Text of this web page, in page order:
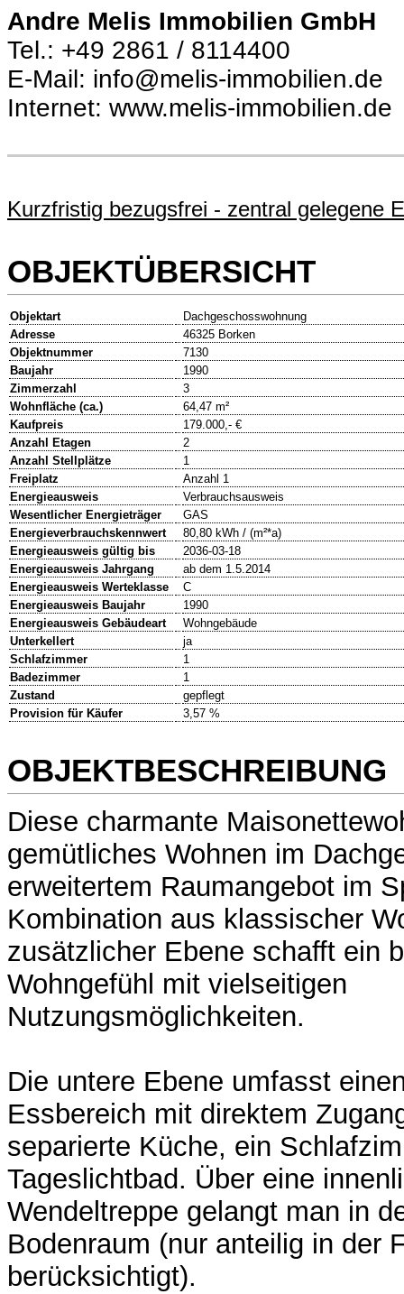
Andre Melis Immobilien GmbH
Tel.: +49 2861 / 8114400
E-Mail: info@melis-immobilien.de
Internet: www.melis-immobilien.de
Kurzfristig bezugsfrei - zentral gelegene
OBJEKTÜBERSICHT
Objektart
Dachgeschosswohnung
Adresse
46325 Borken
Objektnummer
7130
Baujahr
1990
Zimmerzahl
3
Wohnfläche (ca.)
64,47 m²
Kaufpreis
179.000,- €
Anzahl Etagen
2
Anzahl Stellplätze
1
Freiplatz
Anzahl 1
Energieausweis
Verbrauchsausweis
Wesentlicher Energieträger
GAS
Energieverbrauchskennwert
80,80 kWh / (m²*a)
Energieausweis gültig bis
2036-03-18
Energieausweis Jahrgang
ab dem 1.5.2014
Energieausweis Werteklasse
C
Energieausweis Baujahr
1990
Energieausweis Gebäudeart
Wohngebäude
Unterkellert
ja
Schlafzimmer
1
Badezimmer
1
Zustand
gepflegt
Provision für Käufer
3,57 %
OBJEKTBESCHREIBUNG
Diese charmante
gemütliches Wohnen im
erweitertem Raumangebot im
Kombination aus klassischer
zusätzlicher Ebene schafft ein
Wohngefühl mit vielseitigen
Nutzungsmöglichkeiten.
Die untere Ebene umfasst
Essbereich mit direktem
separierte Küche, ein
Tageslichtbad. Über eine
Wendeltreppe gelangt man in
Bodenraum (nur anteilig in der
berücksichtigt).